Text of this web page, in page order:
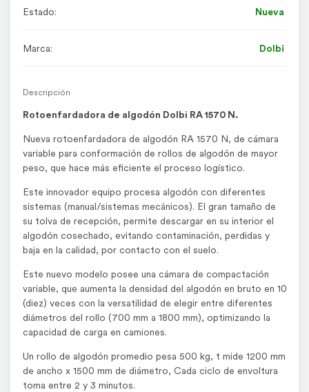
Estado: Nueva
Marca: Dolbi
Descripción
Rotoenfardadora de algodón Dolbi RA 1570 N.
Nueva rotoenfardadora de algodón RA 1570 N, de cámara
variable para conformación de rollos de algodón de mayor
peso, que hace más eficiente el proceso logístico.
Este innovador equipo procesa algodón con diferentes
sistemas (manual/sistemas mecánicos). El gran tamaño de
su tolva de recepción, permite descargar en su interior el
algodón cosechado, evitando contaminación, perdidas y
baja en la calidad, por contacto con el suelo.
Este nuevo modelo posee una cámara de compactación
variable, que aumenta la densidad del algodón en bruto en 10
(diez) veces con la versatilidad de elegir entre diferentes
diámetros del rollo (700 mm a 1800 mm), optimizando la
capacidad de carga en camiones.
Un rollo de algodón promedio pesa 500 kg, t mide 1200 mm
de ancho x 1500 mm de diámetro, Cada ciclo de envoltura
toma entre 2 y 3 minutos.